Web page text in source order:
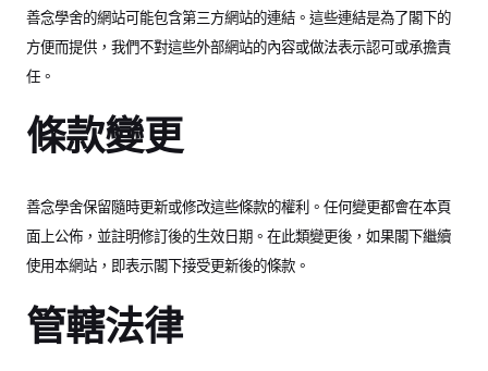
善念學舍的網站可能包含第三方網站的連結。這些連結是為了閣下的
方便而提供，我們不對這些外部網站的內容或做法表示認可或承擔責
任。
條款變更
善念學舍保留隨時更新或修改這些條款的權利。任何變更都會在本頁
面上公佈，並註明修訂後的生效日期。在此類變更後，如果閣下繼續
使用本網站，即表示閣下接受更新後的條款。
管轄法律